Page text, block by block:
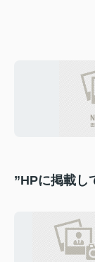
”HPに掲載し